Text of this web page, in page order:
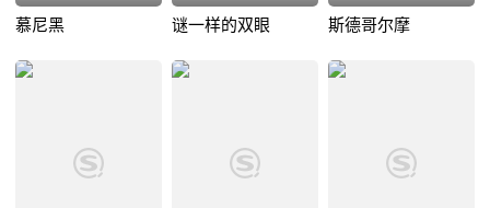
慕尼黑 谜一样的双眼 斯德哥尔摩